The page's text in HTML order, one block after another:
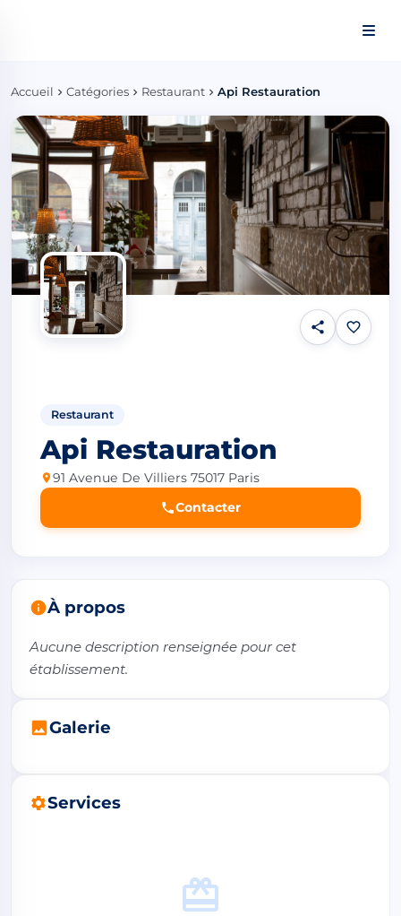
Accueil Catégories Restaurant Api Restauration
Restaurant
Api Restauration
91 Avenue De Villiers 75017 Paris
Contacter
À propos
Aucune description renseignée pour cet
établissement.
Galerie
Services